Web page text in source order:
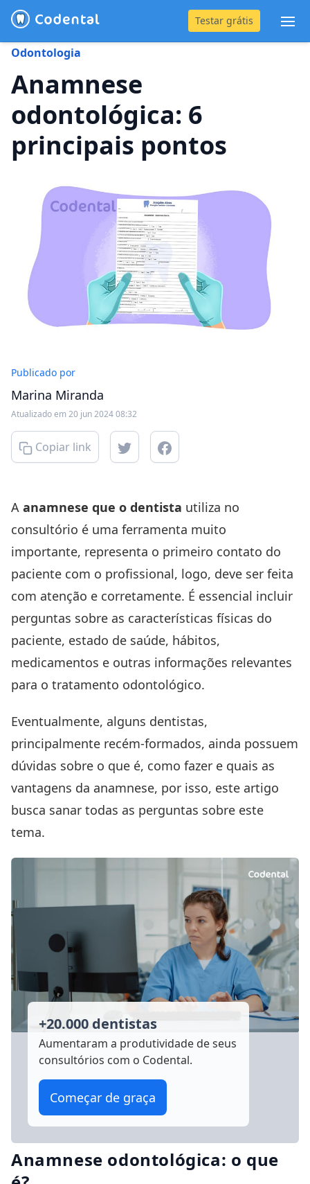
Testar grátis
(31) 4042-0882
Blog
Recursos
Entrar
Odontologia
Anamnese
odontológica: 6
principais pontos
Publicado por
Marina Miranda
Atualizado em 20 jun 2024 08:32
Copiar link
A anamnese que o dentista utiliza no
consultório é uma ferramenta muito
importante, representa o primeiro contato do
paciente com o profissional, logo, deve ser feita
com atenção e corretamente. É essencial incluir
perguntas sobre as características físicas do
paciente, estado de saúde, hábitos,
medicamentos e outras informações relevantes
para o tratamento odontológico.
Eventualmente, alguns dentistas,
principalmente recém-formados, ainda possuem
dúvidas sobre o que é, como fazer e quais as
vantagens da anamnese, por isso, este artigo
busca sanar todas as perguntas sobre este
tema.
+20.000 dentistas
Aumentaram a produtividade de seus
consultórios com o Codental.
Começar de graça
Anamnese odontológica: o que